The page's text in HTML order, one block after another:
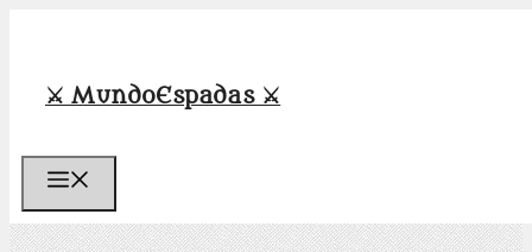
contenido
⚔️ MundoEspadas ⚔️